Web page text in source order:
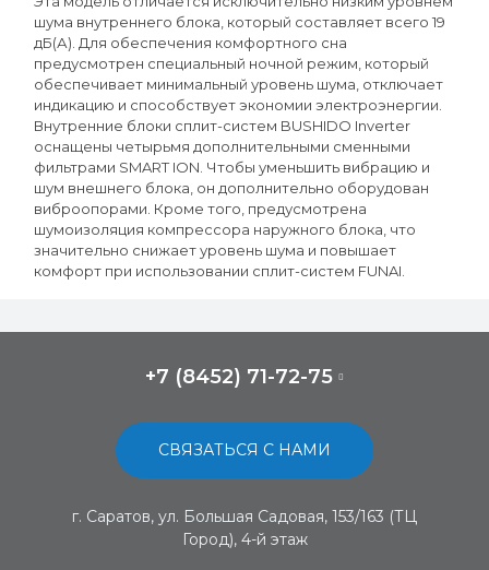
шума внутреннего блока, который составляет всего 19
дБ(А). Для обеспечения комфортного сна
предусмотрен специальный ночной режим, который
обеспечивает минимальный уровень шума, отключает
индикацию и способствует экономии электроэнергии.
Внутренние блоки сплит-систем BUSHIDO Inverter
оснащены четырьмя дополнительными сменными
фильтрами SMART ION. Чтобы уменьшить вибрацию и
шум внешнего блока, он дополнительно оборудован
виброопорами. Кроме того, предусмотрена
шумоизоляция компрессора наружного блока, что
значительно снижает уровень шума и повышает
комфорт при использовании сплит-систем FUNAI.
+7 (8452) 71-72-75
СВЯЗАТЬСЯ С НАМИ
г. Саратов, ул. Большая Садовая, 153/163 (ТЦ
Город), 4-й этаж